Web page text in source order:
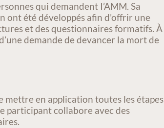
qui demandent I’AMM. Sa
ont été développés afin d’offrir une
et des questionnaires formatifs. À
demande de devancer la mort de
mettre en application toutes les étapes
participant collabore avec des